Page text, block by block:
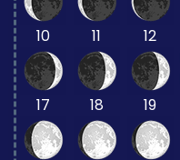
10 11 12
17 18 19